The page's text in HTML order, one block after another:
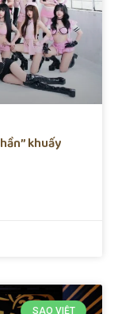
khuấy
SAO VIỆT